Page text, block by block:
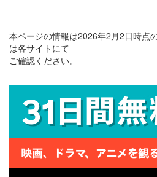
本ページの情報は2026年2月2日時点
は各サイトにて
ご確認ください。